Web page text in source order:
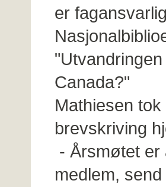
er
Canada?"
Mathiesen
brevskriving
- Årsmøtet er
medlem,